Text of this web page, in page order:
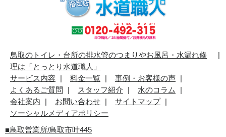
鳥取のトイレ・台所の排水管のつまりやお風呂・水漏れ修
理は「とっとり水道職人」
サービス内容
料金一覧
事例・お客様の声
よくあるご質問
スタッフ紹介
水のコラム
会社案内
お問い合わせ
サイトマップ
ソーシャルメディアポリシー
■鳥取営業所/鳥取市叶445